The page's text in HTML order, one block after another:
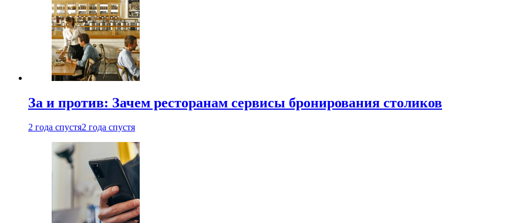
За и против: Зачем ресторанам сервисы бронирования столиков
2 года спустя2 года спустя